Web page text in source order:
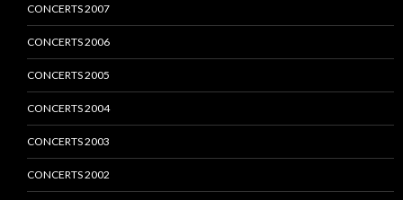
CONCERTS 2007
CONCERTS 2006
CONCERTS 2005
CONCERTS 2004
CONCERTS 2003
CONCERTS 2002